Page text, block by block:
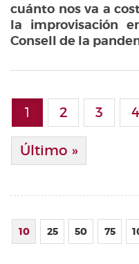
cuánto nos va a
la improvisación
Consell de la
Página actual
1 Page
2 Page
3 4
Última Página
Último »
10 25 50 75